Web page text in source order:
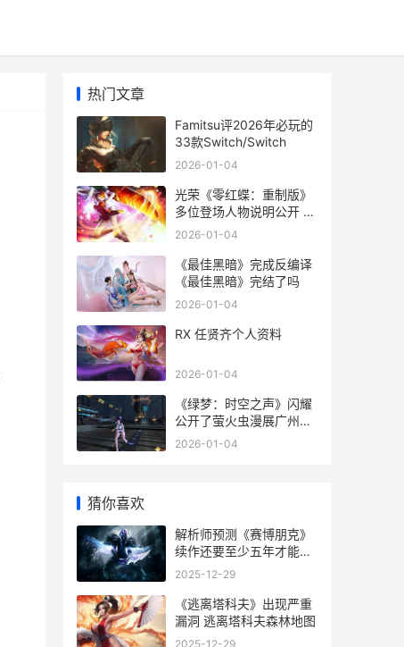
热门文章
Famitsu评2026年必玩的
33款Switch/Switch
2026-01-04
光荣《零红蝶：重制版》
多位登场人物说明公开 零
红蝶结局视频
2026-01-04
《最佳黑暗》完成反编译
《最佳黑暗》完结了吗
2026-01-04
RX 任贤齐个人资料
2026-01-04
《绿梦：时空之声》闪耀
公开了萤火虫漫展广州站
绿色时空2017全集
2026-01-04
猜你喜欢
解析师预测《赛博朋克》
续作还要至少五年才能上
市
2025-12-29
《逃离塔科夫》出现严重
漏洞 逃离塔科夫森林地图
2025-12-29